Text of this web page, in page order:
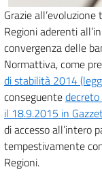
Grazie
Regioni aderenti
convergenza delle
Normattiva, come
di stabilità 2014
conseguente
il 18.9.2015 in
di accesso all’intero
tempestivamente
Regioni.